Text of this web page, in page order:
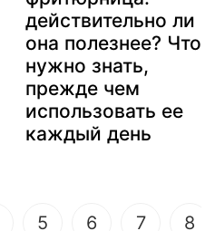
действительно ли
она полезнее? Что
нужно знать,
прежде чем
использовать ее
каждый день
5 6 7 8